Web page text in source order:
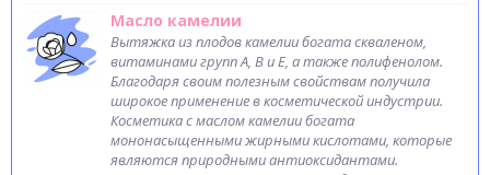
Масло камелии
Вытяжка из плодов камелии богата скваленом,
витаминами групп А, В и Е, а также полифенолом.
Благодаря своим полезным свойствам получила
широкое применение в косметической индустрии.
Косметика с маслом камелии богата
мононасыщенными жирными кислотами, которые
являются природными антиоксидантами.